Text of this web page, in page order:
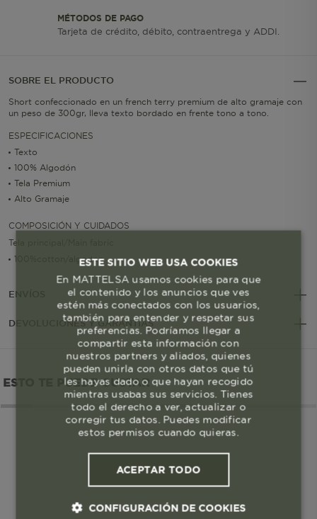
MÉTODOS DE PAGO
Tarjeta de crédito, débito, contraentrega y ADDI.
SOBRE EL PRODUCTO
Short confeccionado en un french terry premium de alto gramaje con
un peso de 300gr, lleva texto bordado en frente tono a tono.
ESPECIFICACIONES
Texto
100% Algodón
Tela Premium
Alto Gramaje
COMPOSICIÓN Y CUIDADOS
Tela principal/Main fabric
100%cotton/algodon
ENVÍOS
DEVOLUCIONES Y GARANTÍAS
ESTO TE PUEDE GUSTAR
ESTE SITIO WEB USA COOKIES
En MATTELSA usamos cookies para que
el contenido y los anuncios que ves
estén más conectados con los usuarios,
también para entender y respetar sus
preferencias. Podríamos llegar a
compartir esta información con
nuestros partners y aliados, quienes
pueden unirla con otros datos que tú
les hayas dado o que hayan recogido
mientras usabas sus servicios. Tienes
todo el derecho a ver, actualizar o
corregir tus datos. Puedes modificar
estos permisos cuando quieras.
ACEPTAR TODO
CONFIGURACIÓN DE COOKIES